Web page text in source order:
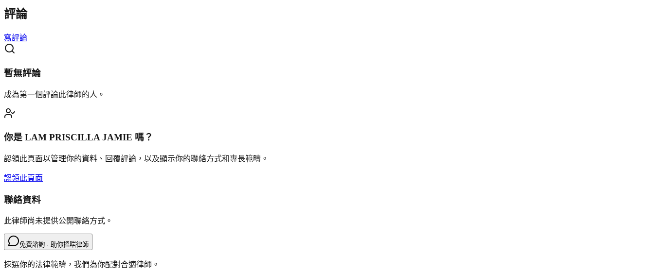
評論
寫評論
暫無評論
成為第一個評論此律師的人。
你是 LAM PRISCILLA JAMIE 嗎？
認領此頁面以管理你的資料、回覆評論，以及顯示你的聯絡方式和專長範疇。
認領此頁面
聯絡資料
此律師尚未提供公開聯絡方式。
免費諮詢 · 助你搵啱律師
揀選你的法律範疇，我們為你配對合適律師。